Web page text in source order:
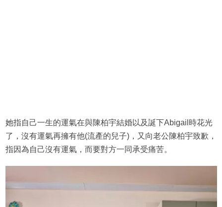
她指自己一生的運氣在與陳柏宇結婚以及誕下Abigail時花光
了，沒有運氣再擁有他(流產的兒子)，又向老公陳柏宇致歉，
指因為自己沒有運氣，而要對方一同承受痛苦。